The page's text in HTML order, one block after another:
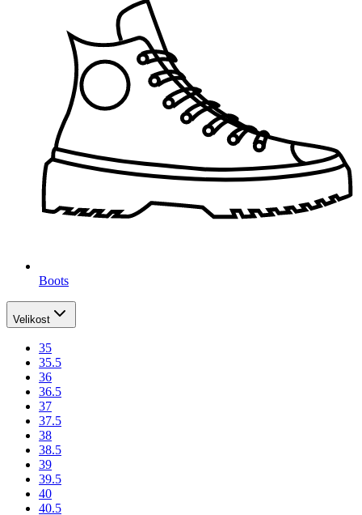
Boots
Velikost
35
35.5
36
36.5
37
37.5
38
38.5
39
39.5
40
40.5